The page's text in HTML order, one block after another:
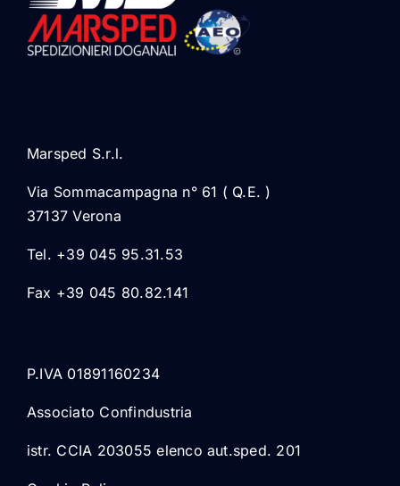
Marsped S.r.l.
Via Sommacampagna n° 61 ( Q.E. )
37137 Verona
Tel. +39 045 95.31.53
Fax +39 045 80.82.141
P.IVA 01891160234
Associato Confindustria
istr. CCIA 203055 elenco aut.sped. 201